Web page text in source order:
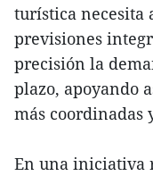
turística necesita
previsiones
precisión la
plazo, apoyando
más coordinadas
En una iniciativa